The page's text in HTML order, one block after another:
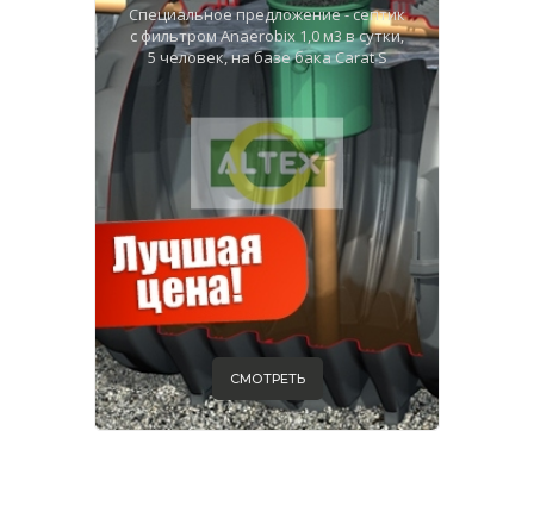
Специальное предложение - септик
с фильтром Anaerobix 1,0 м3 в сутки,
5 человек, на базе бака Carat S
СМОТРЕТЬ